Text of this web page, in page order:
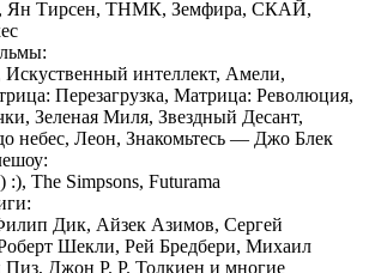
Ян Тирсен, ТНМК, Земфира, СКАЙ,
интеллект, Амели,
Перезагрузка, Матрица: Революция,
Зеленая Миля, Звездный Десант,
небес, Леон, Знакомьтесь — Джо Блек
The Simpsons, Futurama
Дик, Айзек Азимов, Сергей
Шекли, Рей Бредбери, Михаил
Пиз, Джон Р. Р. Толкиен и многие